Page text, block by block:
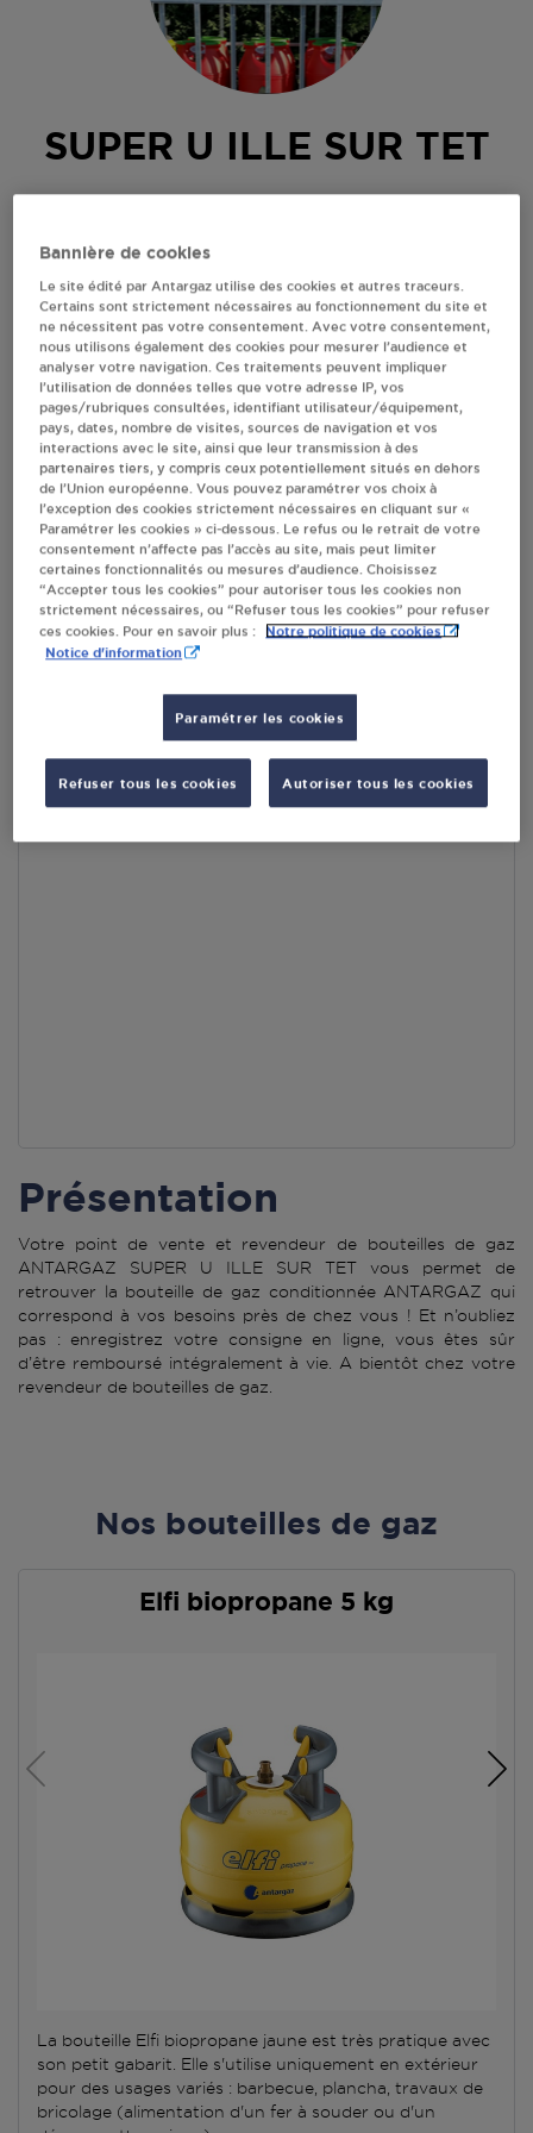
SUPER U ILLE SUR TET
66130
Revendeur de bouteilles de gaz
S'Y RENDRE
AFFICHER LE TÉLÉPHONE
RECEVOIR LES COORDONNÉES DU REVENDEUR
En cliquant sur « S’y rendre », j’autorise le traitement
d’informations (dont mon adresse IP) et leur transfert hors UE
par Google Maps afin d’afficher la carte.
En savoir plus
Accès
Présentation
Votre point de vente et revendeur de bouteilles de gaz
ANTARGAZ SUPER U ILLE SUR TET vous permet de
retrouver la bouteille de gaz conditionnée ANTARGAZ qui
correspond à vos besoins près de chez vous ! Et n’oubliez
pas : enregistrez votre consigne en ligne, vous êtes sûr
d’être remboursé intégralement à vie. A bientôt chez votre
revendeur de bouteilles de gaz.
Nos bouteilles de gaz
Elfi biopropane 5 kg
La bouteille Elfi biopropane jaune est très pratique avec
son petit gabarit. Elle s'utilise uniquement en extérieur
pour des usages variés : barbecue, plancha, travaux de
bricolage (alimentation d'un fer à souder ou d'un
Bannière de cookies
Le site édité par Antargaz utilise des cookies et autres traceurs.
Certains sont strictement nécessaires au fonctionnement du site et
ne nécessitent pas votre consentement. Avec votre consentement,
nous utilisons également des cookies pour mesurer l’audience et
analyser votre navigation. Ces traitements peuvent impliquer
l’utilisation de données telles que votre adresse IP, vos
pages/rubriques consultées, identifiant utilisateur/équipement,
pays, dates, nombre de visites, sources de navigation et vos
interactions avec le site, ainsi que leur transmission à des
partenaires tiers, y compris ceux potentiellement situés en dehors
de l’Union européenne. Vous pouvez paramétrer vos choix à
l’exception des cookies strictement nécessaires en cliquant sur «
Paramétrer les cookies » ci-dessous. Le refus ou le retrait de votre
consentement n’affecte pas l’accès au site, mais peut limiter
certaines fonctionnalités ou mesures d’audience. Choisissez
“Accepter tous les cookies” pour autoriser tous les cookies non
strictement nécessaires, ou “Refuser tous les cookies” pour refuser
ces cookies. Pour en savoir plus :
Notre politique de cookies
Notice d'information
Paramétrer les cookies
Refuser tous les cookies Autoriser tous les cookies